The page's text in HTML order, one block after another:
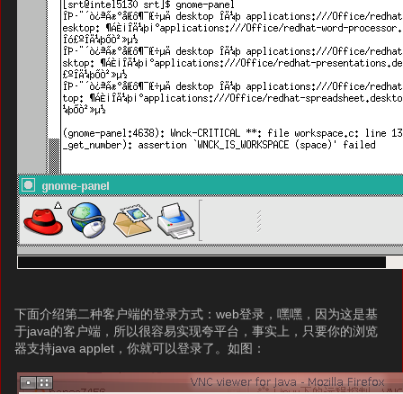
下面介绍第二种客户端的登录方式：web登录，嘿嘿，因为这是基
于java的客户端，所以很容易实现夸平台，事实上，只要你的浏览
器支持java applet，你就可以登录了。如图：